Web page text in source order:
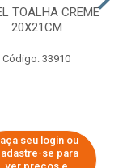
TOALHA CREME
20X21CM
Código: 33910
seu login ou
se para